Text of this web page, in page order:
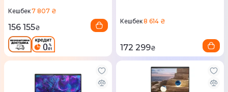
Кешбек7 807 ₴
156 155₴
Кешбек8 614 ₴
172 299₴